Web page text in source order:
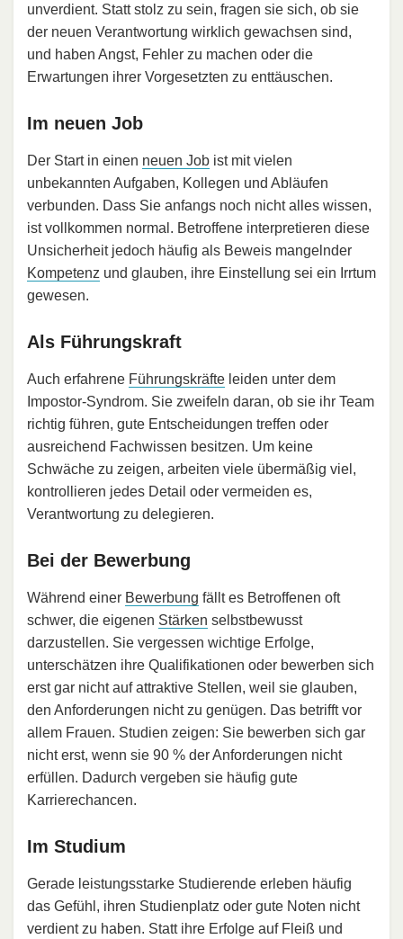
unverdient. Statt stolz zu sein, fragen sie sich, ob sie
der neuen Verantwortung wirklich gewachsen sind,
und haben Angst, Fehler zu machen oder die
Erwartungen ihrer Vorgesetzten zu enttäuschen.
Im neuen Job
Der Start in einen neuen Job ist mit vielen
unbekannten Aufgaben, Kollegen und Abläufen
verbunden. Dass Sie anfangs noch nicht alles wissen,
ist vollkommen normal. Betroffene interpretieren diese
Unsicherheit jedoch häufig als Beweis mangelnder
Kompetenz und glauben, ihre Einstellung sei ein Irrtum
gewesen.
Als Führungskraft
Auch erfahrene Führungskräfte leiden unter dem
Impostor-Syndrom. Sie zweifeln daran, ob sie ihr Team
richtig führen, gute Entscheidungen treffen oder
ausreichend Fachwissen besitzen. Um keine
Schwäche zu zeigen, arbeiten viele übermäßig viel,
kontrollieren jedes Detail oder vermeiden es,
Verantwortung zu delegieren.
Bei der Bewerbung
Während einer Bewerbung fällt es Betroffenen oft
schwer, die eigenen Stärken selbstbewusst
darzustellen. Sie vergessen wichtige Erfolge,
unterschätzen ihre Qualifikationen oder bewerben sich
erst gar nicht auf attraktive Stellen, weil sie glauben,
den Anforderungen nicht zu genügen. Das betrifft vor
allem Frauen. Studien zeigen: Sie bewerben sich gar
nicht erst, wenn sie 90 % der Anforderungen nicht
erfüllen. Dadurch vergeben sie häufig gute
Karrierechancen.
Im Studium
Gerade leistungsstarke Studierende erleben häufig
das Gefühl, ihren Studienplatz oder gute Noten nicht
verdient zu haben. Statt ihre Erfolge auf Fleiß und